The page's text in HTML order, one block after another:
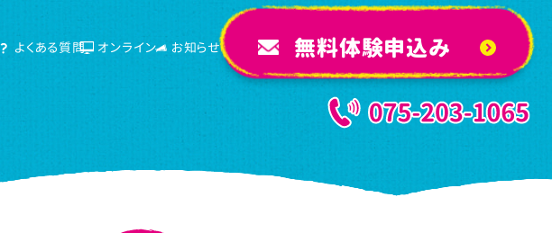
よくある質問 オンライン お知らせ 無料体験申込み